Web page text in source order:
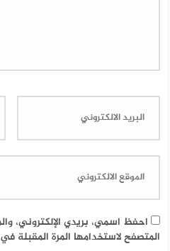
احفظ اسمي، بريدي الإلكتروني،
المتصفح لاستخدامها المرة المقبلة